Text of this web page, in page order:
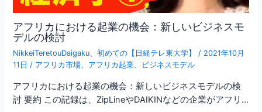
アフリカにおける起業の機会：新しいビジネスモ
デルの検討
NikkeiTeretouDaigaku、初めての【日経テレ東大学】 / 2021年10月
11日 / アフリカ市場、 アフリカ起業、 ビジネスモデル
アフリカにおける起業の機会：新しいビジネスモデルの検
討 要約 この記録は、ZipLineやDAIKINなどの企業がアフリ…